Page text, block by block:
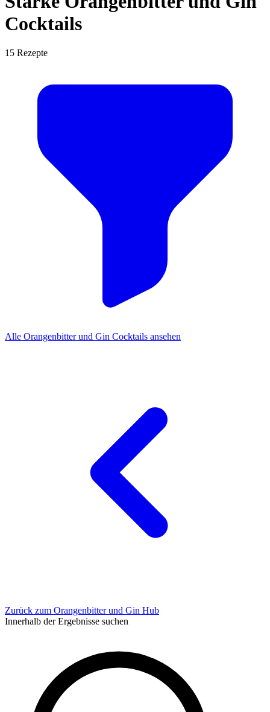
Cocktails
15 Rezepte
Alle Orangenbitter und Gin Cocktails ansehen
Zurück zum Orangenbitter und Gin Hub
Innerhalb der Ergebnisse suchen